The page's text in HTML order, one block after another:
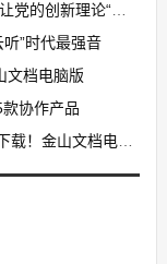
”金山白话全集在线收听
”时代最强音
文档电脑版
协作产品
金山文档电脑版